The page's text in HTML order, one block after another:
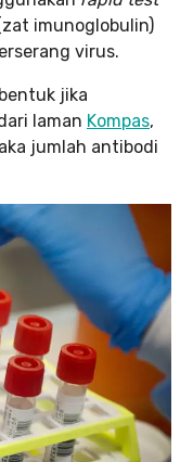
imunoglobulin)
virus.
jika
laman Kompas,
jumlah antibodi